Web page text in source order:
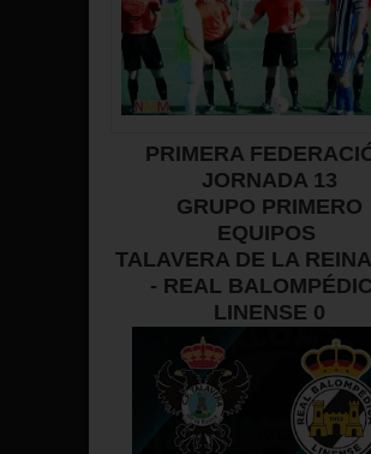
PRIMERA
JORNADA 13
GRUPO PRIMERO
EQUIPOS
TALAVERA DE LA
- REAL
LINENSE 0